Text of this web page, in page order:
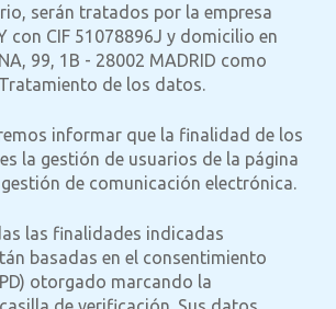
serán tratados por la empresa
con CIF 51078896J y domicilio en
99, 1B - 28002 MADRID como
de los datos.
informar que la finalidad de los
la gestión de usuarios de la página
de comunicación electrónica.
las finalidades indicadas
basadas en el consentimiento
otorgado marcando la